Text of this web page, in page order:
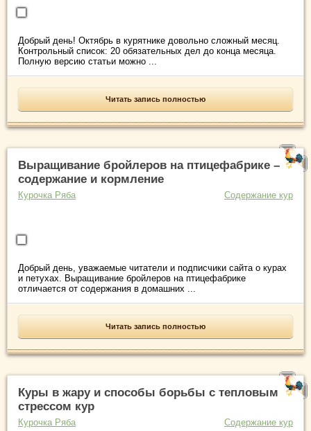
Добрый день! Октябрь в курятнике довольно сложный месяц.
Контрольный список: 20 обязательных дел до конца месяца.
Полную версию статьи можно ...
Читать запись полностью
Выращивание бройлеров на птицефабрике –
содержание и кормление
Курочка Ряба Содержание кур
Добрый день, уважаемые читатели и подписчики сайта о курах
и петухах. Выращивание бройлеров на птицефабрике
отличается от содержания в домашних ...
Читать запись полностью
Куры в жару и способы борьбы с тепловым
стрессом кур
Курочка Ряба Содержание кур